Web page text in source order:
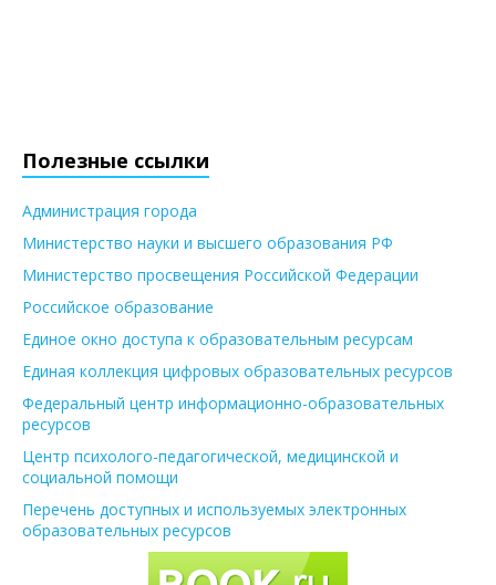
Полезные ссылки
Администрация города
Министерство науки и высшего образования РФ
Министерство просвещения Российской Федерации
Российское образование
Единое окно доступа к образовательным ресурсам
Единая коллекция цифровых образовательных ресурсов
Федеральный центр информационно-образовательных
ресурсов
Центр психолого-педагогической, медицинской и
социальной помощи
Перечень доступных и используемых электронных
образовательных ресурсов